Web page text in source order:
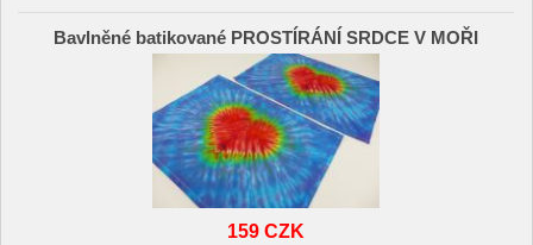
Bavlněné batikované PROSTÍRÁNÍ SRDCE V MOŘI
159 CZK